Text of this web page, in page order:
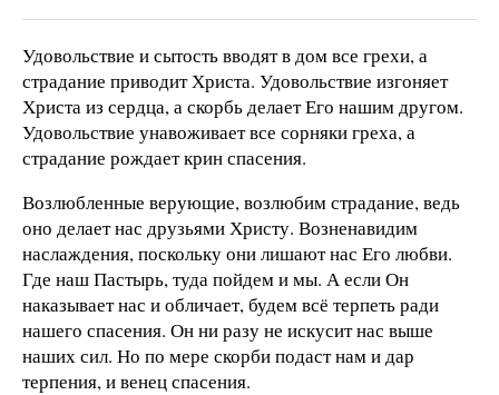
Удовольствие и сытость вводят в дом все грехи, а
страдание приводит Христа. Удовольствие изгоняет
Христа из сердца, а скорбь делает Его нашим другом.
Удовольствие унавоживает все сорняки греха, а
страдание рождает крин спасения.
Возлюбленные верующие, возлюбим страдание, ведь
оно делает нас друзьями Христу. Возненавидим
наслаждения, поскольку они лишают нас Его любви.
Где наш Пастырь, туда пойдем и мы. А если Он
наказывает нас и обличает, будем всё терпеть ради
нашего спасения. Он ни разу не искусит нас выше
наших сил. Но по мере скорби подаст нам и дар
терпения, и венец спасения.